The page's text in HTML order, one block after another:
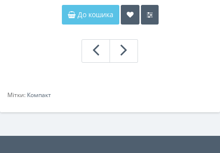
До кошика
Мітки: Компакт